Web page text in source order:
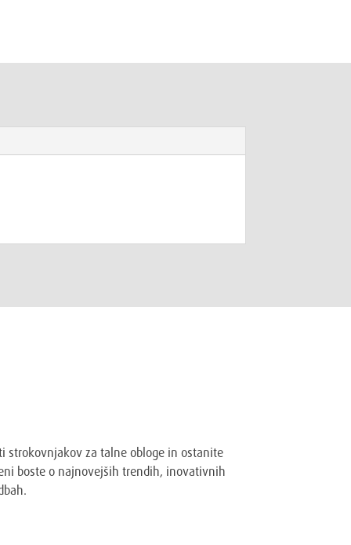
strokovnjakov za talne obloge in ostanite
boste o najnovejših trendih, inovativnih